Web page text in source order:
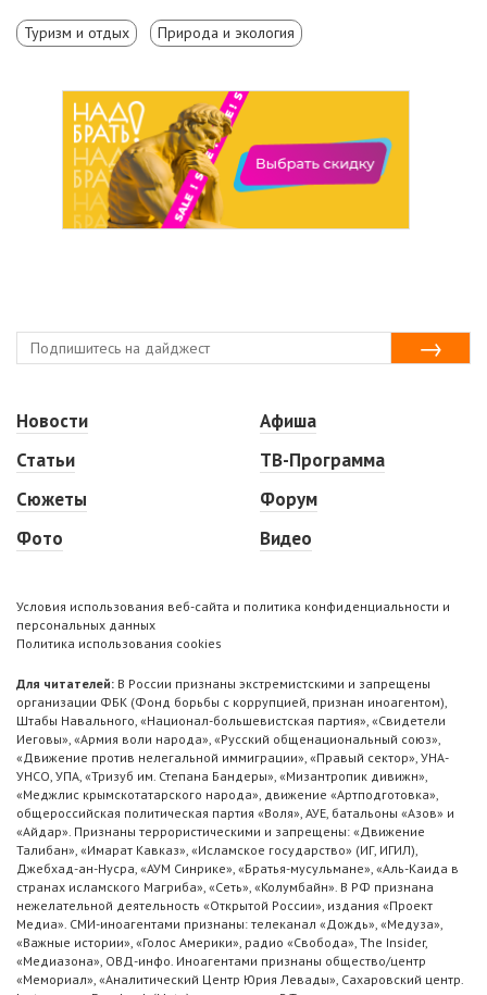
Туризм и отдых Природа и экология
Новости
Статьи
Сюжеты
Фото
Афиша
ТВ-Программа
Форум
Видео
Условия использования веб-сайта и политика конфиденциальности и
персональных данных
Политика использования cookies
Для читателей: В России признаны экстремистскими и запрещены
организации ФБК (Фонд борьбы с коррупцией, признан иноагентом),
Штабы Навального, «Национал-большевистская партия», «Свидетели
Иеговы», «Армия воли народа», «Русский общенациональный союз»,
«Движение против нелегальной иммиграции», «Правый сектор», УНА-
УНСО, УПА, «Тризуб им. Степана Бандеры», «Мизантропик дивижн»,
«Меджлис крымскотатарского народа», движение «Артподготовка»,
общероссийская политическая партия «Воля», АУЕ, батальоны «Азов» и
«Айдар». Признаны террористическими и запрещены: «Движение
Талибан», «Имарат Кавказ», «Исламское государство» (ИГ, ИГИЛ),
Джебхад-ан-Нусра, «АУМ Синрике», «Братья-мусульмане», «Аль-Каида в
странах исламского Магриба», «Сеть», «Колумбайн». В РФ признана
нежелательной деятельность «Открытой России», издания «Проект
Медиа». СМИ-иноагентами признаны: телеканал «Дождь», «Медуза»,
«Важные истории», «Голос Америки», радио «Свобода», The Insider,
«Медиазона», ОВД-инфо. Иноагентами признаны общество/центр
«Мемориал», «Аналитический Центр Юрия Левады», Сахаровский центр.